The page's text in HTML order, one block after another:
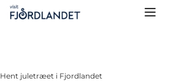
Hent juletræet i Fjordlandet